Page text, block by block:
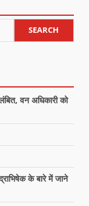
SEARCH
वन अधिकारी को
के बारे में जाने